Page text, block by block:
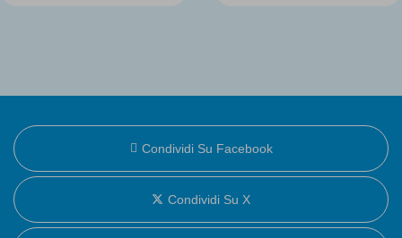
Condividi Su Facebook
Condividi Su X